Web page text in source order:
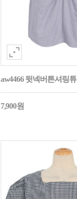
aw4466 뒷넥버튼셔링
7,900원